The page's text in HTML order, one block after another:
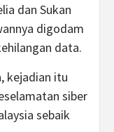
dan Sukan
digodam
data.
kejadian itu
siber
sebaik